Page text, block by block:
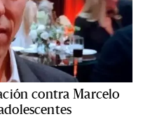
contra Marcelo